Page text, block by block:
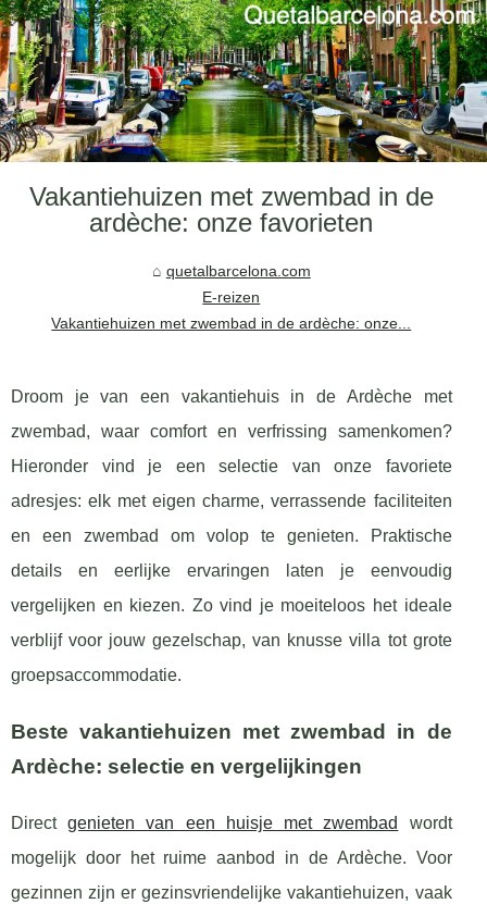
Vakantiehuizen met zwembad in de
ardèche: onze favorieten
quetalbarcelona.com
E-reizen
Vakantiehuizen met zwembad in de ardèche: onze...
Droom je van een vakantiehuis in de Ardèche met
zwembad, waar comfort en verfrissing samenkomen?
Hieronder vind je een selectie van onze favoriete
adresjes: elk met eigen charme, verrassende faciliteiten
en een zwembad om volop te genieten. Praktische
details en eerlijke ervaringen laten je eenvoudig
vergelijken en kiezen. Zo vind je moeiteloos het ideale
verblijf voor jouw gezelschap, van knusse villa tot grote
groepsaccommodatie.
Beste vakantiehuizen met zwembad in de
Ardèche: selectie en vergelijkingen
Directgenieten van een huisje met zwembad
wordt
mogelijk door het ruime aanbod in de Ardèche. Voor
gezinnen zijn er gezinsvriendelijke vakantiehuizen, vaak